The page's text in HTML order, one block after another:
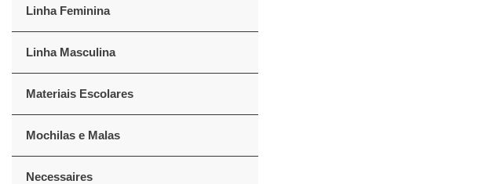
Linha Feminina
Linha Masculina
Materiais Escolares
Mochilas e Malas
Necessaires